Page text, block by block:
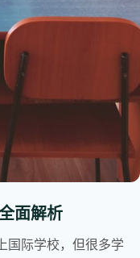
面解析
国际学校，但很多学